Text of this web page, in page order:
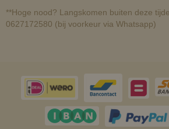
**Hoge nood? Langskomen buiten deze
0627172580 (bij voorkeur via Whatsapp)